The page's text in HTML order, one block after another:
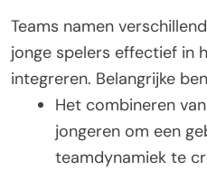
Teams namen
jonge spelers effectief in
integreren. Belangrijke
Het combineren
jongeren om een
teamdynamiek te